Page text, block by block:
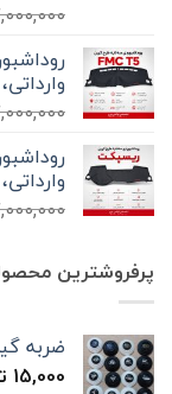
پرفروشترین
ضربه
15,000